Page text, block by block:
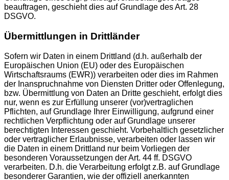
beauftragen, geschieht dies auf Grundlage des Art. 28
DSGVO.
Übermittlungen in Drittländer
Sofern wir Daten in einem Drittland (d.h. außerhalb der
Europäischen Union (EU) oder des Europäischen
Wirtschaftsraums (EWR)) verarbeiten oder dies im Rahmen
der Inanspruchnahme von Diensten Dritter oder Offenlegung,
bzw. Übermittlung von Daten an Dritte geschieht, erfolgt dies
nur, wenn es zur Erfüllung unserer (vor)vertraglichen
Pflichten, auf Grundlage Ihrer Einwilligung, aufgrund einer
rechtlichen Verpflichtung oder auf Grundlage unserer
berechtigten Interessen geschieht. Vorbehaltlich gesetzlicher
oder vertraglicher Erlaubnisse, verarbeiten oder lassen wir
die Daten in einem Drittland nur beim Vorliegen der
besonderen Voraussetzungen der Art. 44 ff. DSGVO
verarbeiten. D.h. die Verarbeitung erfolgt z.B. auf Grundlage
besonderer Garantien, wie der offiziell anerkannten